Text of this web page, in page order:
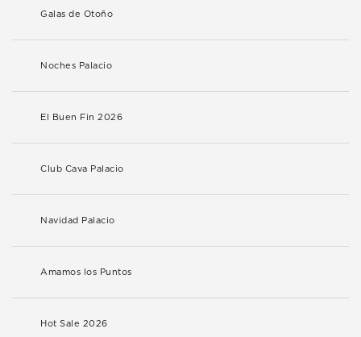
Galas de Otoño
Noches Palacio
El Buen Fin 2026
Club Cava Palacio
Navidad Palacio
Amamos los Puntos
Hot Sale 2026